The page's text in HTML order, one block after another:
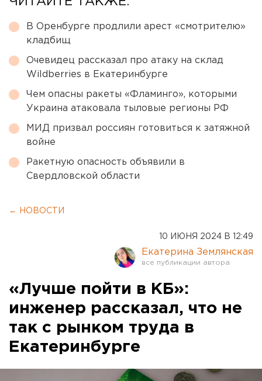
В Оренбурге продлили арест «смотрителю»
кладбищ
Очевидец рассказал про атаку на склад
Wildberries в Екатеринбурге
Чем опасны ракеты «Фламинго», которыми
Украина атаковала тыловые регионы РФ
МИД призвал россиян готовиться к затяжной
войне
Ракетную опасность объявили в
Свердловской области
← НОВОСТИ
10 ИЮНЯ 2024 В 12:49
Екатерина Землянская
«Лучше пойти в КБ»:
инженер рассказал, что не
так с рынком труда в
Екатеринбурге